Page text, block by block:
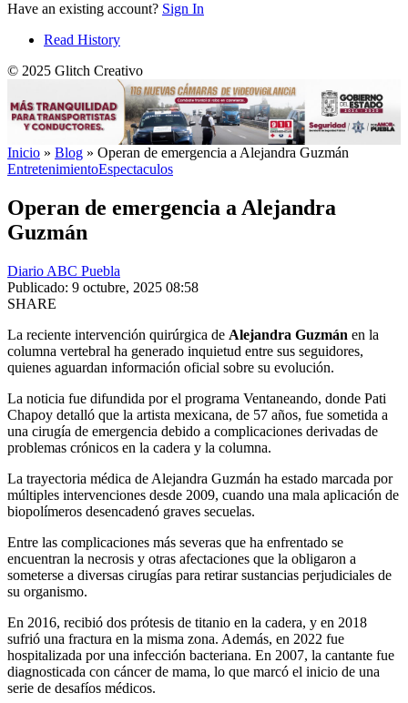
Have an existing account? Sign In
Read History
© 2025 Glitch Creativo
Inicio » Blog » Operan de emergencia a Alejandra Guzmán
EntretenimientoEspectaculos
Operan de emergencia a Alejandra
Guzmán
Diario ABC Puebla
Publicado: 9 octubre, 2025 08:58
SHARE
La reciente intervención quirúrgica de Alejandra Guzmán en la
columna vertebral ha generado inquietud entre sus seguidores,
quienes aguardan información oficial sobre su evolución.
La noticia fue difundida por el programa Ventaneando, donde Pati
Chapoy detalló que la artista mexicana, de 57 años, fue sometida a
una cirugía de emergencia debido a complicaciones derivadas de
problemas crónicos en la cadera y la columna.
La trayectoria médica de Alejandra Guzmán ha estado marcada por
múltiples intervenciones desde 2009, cuando una mala aplicación de
biopolímeros desencadenó graves secuelas.
Entre las complicaciones más severas que ha enfrentado se
encuentran la necrosis y otras afectaciones que la obligaron a
someterse a diversas cirugías para retirar sustancias perjudiciales de
su organismo.
En 2016, recibió dos prótesis de titanio en la cadera, y en 2018
sufrió una fractura en la misma zona. Además, en 2022 fue
hospitalizada por una infección bacteriana. En 2007, la cantante fue
diagnosticada con cáncer de mama, lo que marcó el inicio de una
serie de desafíos médicos.